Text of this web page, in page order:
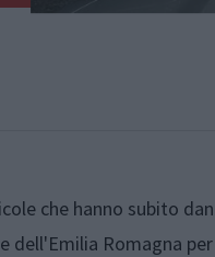
che hanno subito
dell'Emilia Romagna